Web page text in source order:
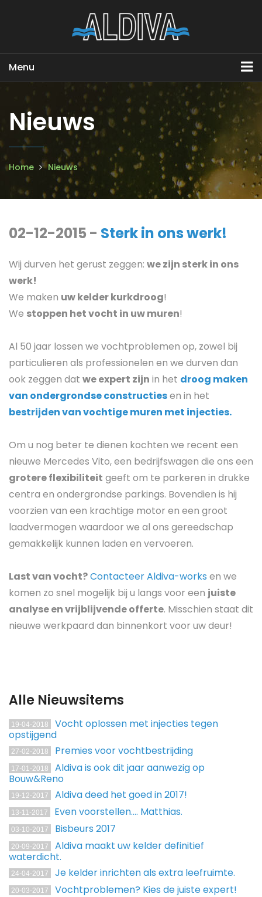
Menu
Nieuws
Home Nieuws
02-12-2015 - Sterk in ons werk!
Wij durven het gerust zeggen: we zijn sterk in ons
werk!
We maken uw kelder kurkdroog!
We stoppen het vocht in uw muren!
Al 50 jaar lossen we vochtproblemen op, zowel bij
particulieren als professionelen en we durven dan
ook zeggen dat we expert zijn in het droog maken
van ondergrondse constructiesen in het
bestrijden van vochtige muren met injecties.
Om u nog beter te dienen kochten we recent een
nieuwe Mercedes Vito, een bedrijfswagen die ons een
grotere flexibiliteit geeft om te parkeren in drukke
centra en ondergrondse parkings. Bovendien is hij
voorzien van een krachtige motor en een groot
laadvermogen waardoor we al ons gereedschap
gemakkelijk kunnen laden en vervoeren.
Last van vocht?Contacteer Aldiva-works en we
komen zo snel mogelijk bij u langs voor een juiste
analyse en vrijblijvende offerte. Misschien staat dit
nieuwe werkpaard dan binnenkort voor uw deur!
Alle Nieuwsitems
19-04-2018
Vocht oplossen met injecties tegen
opstijgend
27-02-2018 Premies voor vochtbestrijding
17-01-2018
Aldiva is ook dit jaar aanwezig op
Bouw&Reno
19-12-2017 Aldiva deed het goed in 2017!
13-11-2017 Even voorstellen.... Matthias.
03-10-2017 Bisbeurs 2017
20-09-2017
Aldiva maakt uw kelder definitief
waterdicht.
24-04-2017 Je kelder inrichten als extra leefruimte.
20-03-2017 Vochtproblemen? Kies de juiste expert!